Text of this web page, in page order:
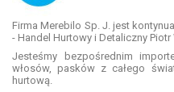
Firma Merebilo Sp. J. jest
- Handel Hurtowy i Detaliczny Piotr
Jesteśmy bezpośrednim
włosów, pasków z całego
hurtową.